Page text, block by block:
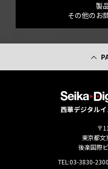
製
その他のお
〒
東京都
後楽国際
TEL:03-3830-2300